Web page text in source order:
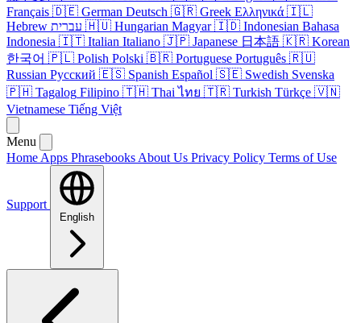
Français 🇩🇪 German Deutsch 🇬🇷 Greek Ελληνικά 🇮🇱
Hebrew עברית 🇭🇺 Hungarian Magyar 🇮🇩 Indonesian Bahasa
Indonesia 🇮🇹 Italian Italiano 🇯🇵 Japanese 日本語 🇰🇷 Korean
한국어 🇵🇱 Polish Polski 🇧🇷 Portuguese Português 🇷🇺
Russian Русский 🇪🇸 Spanish Español 🇸🇪 Swedish Svenska
🇵🇭 Tagalog Filipino 🇹🇭 Thai ไทย 🇹🇷 Turkish Türkçe 🇻🇳
Vietnamese Tiếng Việt
Menu
Home Apps Phrasebooks About Us Privacy Policy Terms of Use
Support
English